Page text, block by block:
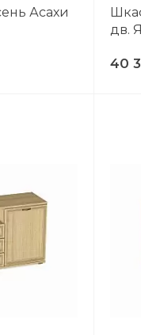
Асахи
дв.
40